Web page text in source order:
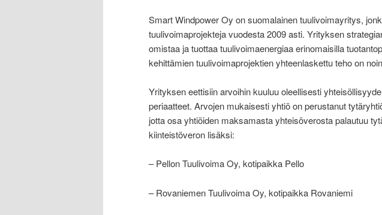
Smart Windpower Oy on suomalainen tuulivoimayritys,
tuulivoimaprojekteja vuodesta 2009 asti. Yrityksen
omistaa ja tuottaa tuulivoimaenergiaa erinomaisilla
kehittämien tuulivoimaprojektien yhteenlaskettu teho on
Yrityksen eettisiin arvoihin kuuluu oleellisesti
periaatteet. Arvojen mukaisesti yhtiö on perustanut
jotta osa yhtiöiden maksamasta yhteisöverosta palautuu
kiinteistöveron lisäksi:
– Pellon Tuulivoima Oy, kotipaikka Pello
– Rovaniemen Tuulivoima Oy, kotipaikka Rovaniemi